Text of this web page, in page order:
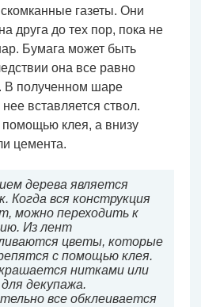
газеты. Они
друга до тех пор, пока не
Бумага может быть
она все равно
В полученном шаре
вставляется ствол.
помощью клея, а внизу
цемента.
дерева является
Когда вся конструкция
можно переходить к
Из лент
цветы, которые
с помощью клея.
нитками или
декупажа.
все обклеивается